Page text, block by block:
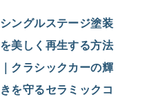
シングルステージ塗装
を美しく再生する方法
｜クラシックカーの輝
きを守るセラミックコ